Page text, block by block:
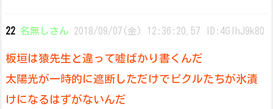
22 名無しさん 2018/09/07(金) 12:36:20.57 ID:4GlhJ9k80
板垣は猿先生と違って嘘ばかり書くんだ
太陽光が一時的に遮断しただけでピクルたちが氷漬
けになるはずがないんだ